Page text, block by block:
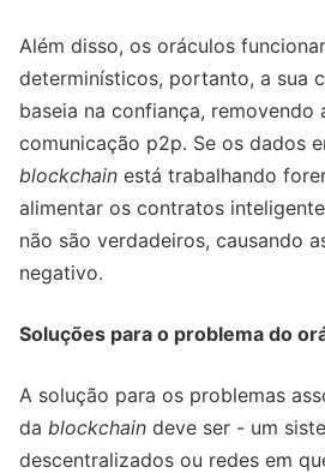
Além disso, os oráculos
determinísticos, portanto, a sua
baseia na confiança, removendo
comunicação p2p. Se os dados
blockchain está trabalhando
alimentar os contratos
não são verdadeiros, causando
negativo.
Soluções para o problema do
A solução para os problemas
da blockchain deve ser - um
descentralizados ou redes em